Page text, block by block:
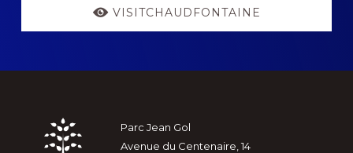
VISITCHAUDFONTAINE
Footer
Parc Jean Gol
Avenue du Centenaire, 14